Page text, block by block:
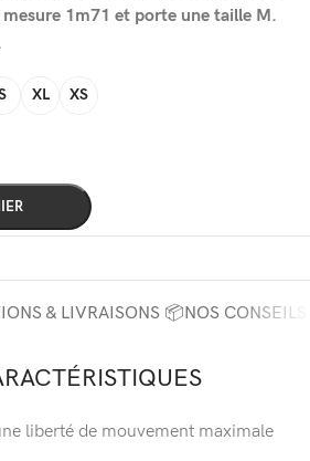
1m71 et porte une taille M.
XL XS
& LIVRAISONS 📦NOS
liberté de mouvement maximale